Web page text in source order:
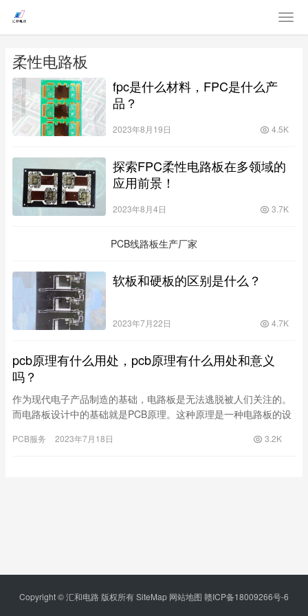
柔性电路板
fpc是什么材料，FPC是什么产
品？
2023年8月19日 4.5K
探索FPC柔性电路板在多领域的
应用前景！
2023年8月4日 3.7K
PCB线路板生产厂家
软板和硬板的区别是什么？
2023年7月22日 4.7K
pcb原理有什么用处，pcb原理有什么用处和意义
吗？
作为现代电子产品制造的基础，电路板是无法逃脱被人们关注的。
而电路板设计中的基础就是PCB原理。这种原理是一种电路板的设
准确。PCB原理是什么？
PCB服务 2023年7月18日 3.2K
Copyright © 汇和电路 版权所有SiteMap 网站地图 赣ICP备18009266号-6